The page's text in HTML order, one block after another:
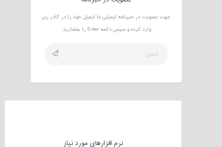
جهت عضویت در خبرنامه ایمیلی ما ایمیل خود را در کادر زیر
وارد کرده و سپس دکمه Enter را بفشارید.
نرم افزارهای مورد نیاز